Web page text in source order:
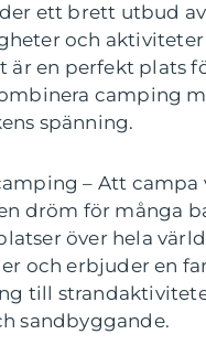
ett brett utbud av
och
är en perfekt plats
camping
spänning.
– Att campa
dröm för många
över hela
och erbjuder en
till
sandbyggande.